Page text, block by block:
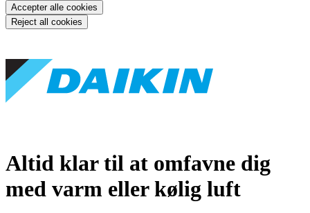
Accepter alle cookies
Reject all cookies
Altid klar til at omfavne dig
med varm eller kølig luft